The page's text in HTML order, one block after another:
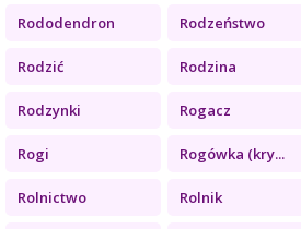
Rododendron Rodzeństwo
Rodzić Rodzina
Rodzynki Rogacz
Rogi Rogówka (kry...
Rolnictwo Rolnik